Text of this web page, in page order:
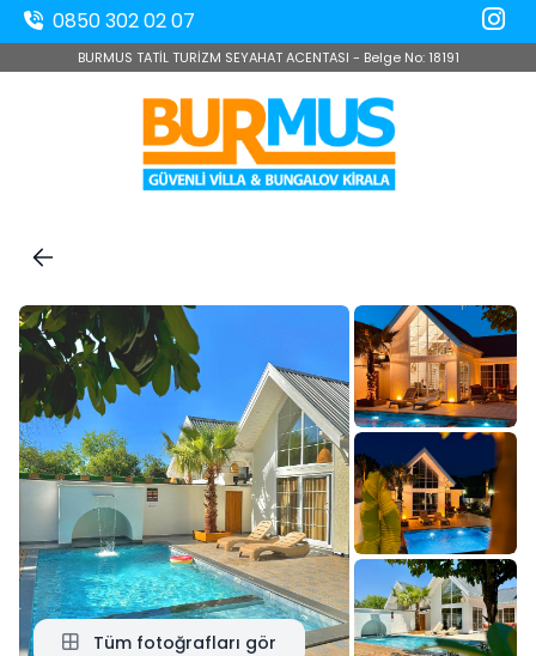
0850 302 02 07
BURMUS TATİL TURİZM SEYAHAT ACENTASI - Belge No: 18191
Tüm fotoğrafları gör